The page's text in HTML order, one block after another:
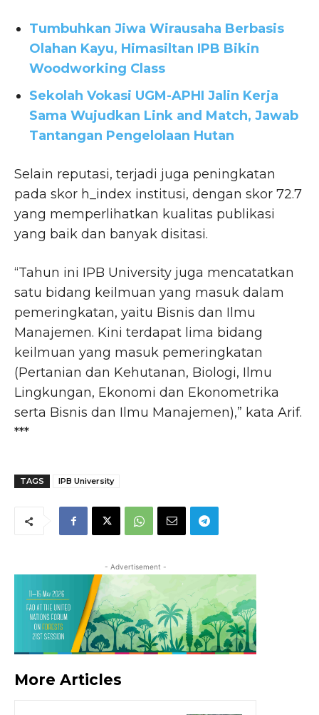
Tumbuhkan Jiwa Wirausaha Berbasis
Olahan Kayu, Himasiltan IPB Bikin
Woodworking Class
Sekolah Vokasi UGM-APHI Jalin Kerja
Sama Wujudkan Link and Match, Jawab
Tantangan Pengelolaan Hutan
Selain reputasi, terjadi juga peningkatan
pada skor h_index institusi, dengan skor 72.7
yang memperlihatkan kualitas publikasi
yang baik dan banyak disitasi.
“Tahun ini IPB University juga mencatatkan
satu bidang keilmuan yang masuk dalam
pemeringkatan, yaitu Bisnis dan Ilmu
Manajemen. Kini terdapat lima bidang
keilmuan yang masuk pemeringkatan
(Pertanian dan Kehutanan, Biologi, Ilmu
Lingkungan, Ekonomi dan Ekonometrika
serta Bisnis dan Ilmu Manajemen),” kata Arif.
***
TAGS IPB University
- Advertisement -
More Articles